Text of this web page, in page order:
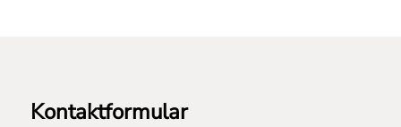
Kontaktformular